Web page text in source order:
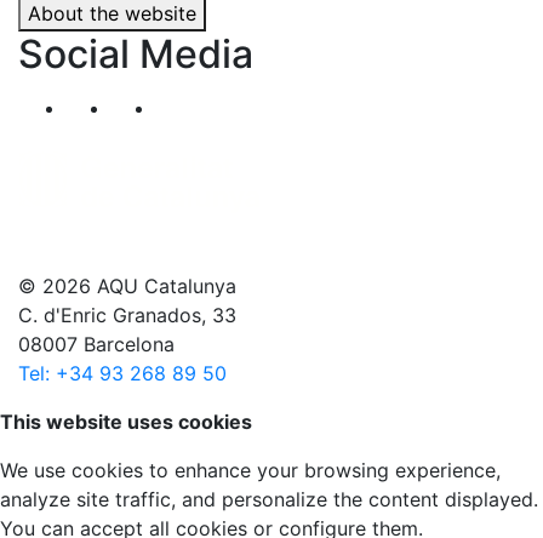
About the website
Social Media
Segueix-nos al nostre canal de Twitter
© 2026 AQU Catalunya
C. d'Enric Granados, 33
08007 Barcelona
Tel: +34 93 268 89 50
Scroll to top
This website uses cookies
We use cookies to enhance your browsing experience,
analyze site traffic, and personalize the content displayed.
You can accept all cookies or configure them.